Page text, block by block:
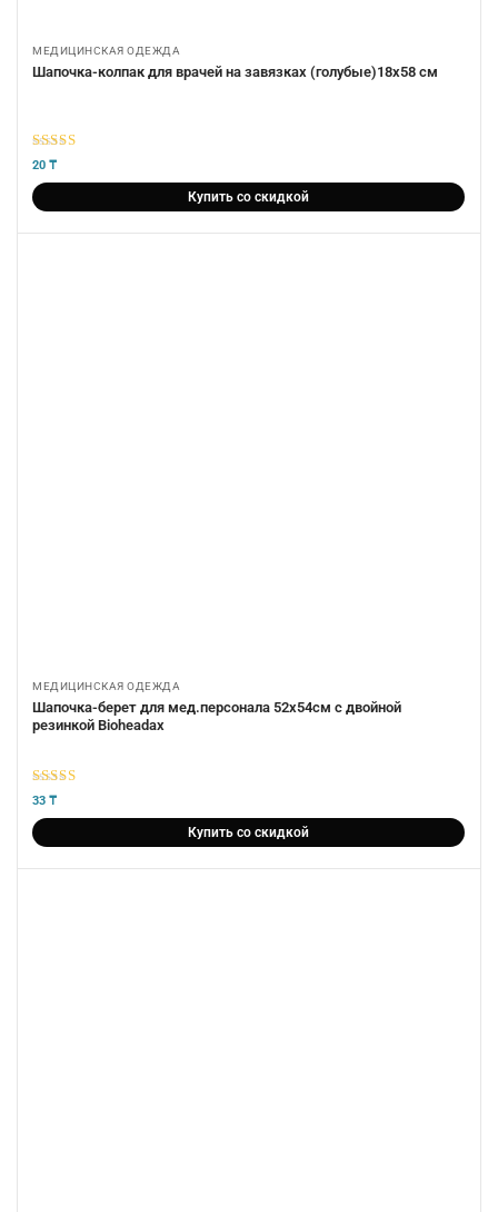
МЕДИЦИНСКАЯ ОДЕЖДА
Шапочка-колпак для врачей на завязках (голубые)18х58 см
5из 5
20 ₸
Купить со скидкой
МЕДИЦИНСКАЯ ОДЕЖДА
Шапочка-берет для мед.персонала 52х54см c двойной
резинкой Bioheadax
5из 5
33 ₸
Купить со скидкой